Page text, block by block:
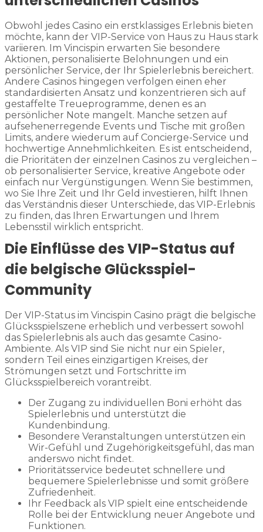
Obwohl jedes Casino ein erstklassiges Erlebnis bieten
möchte, kann der VIP-Service von Haus zu Haus stark
variieren. Im Vincispin erwarten Sie besondere
Aktionen, personalisierte Belohnungen und ein
persönlicher Service, der Ihr Spielerlebnis bereichert.
Andere Casinos hingegen verfolgen einen eher
standardisierten Ansatz und konzentrieren sich auf
gestaffelte Treueprogramme, denen es an
persönlicher Note mangelt. Manche setzen auf
aufsehenerregende Events und Tische mit großen
Limits, andere wiederum auf Concierge-Service und
hochwertige Annehmlichkeiten. Es ist entscheidend,
die Prioritäten der einzelnen Casinos zu vergleichen –
ob personalisierter Service, kreative Angebote oder
einfach nur Vergünstigungen. Wenn Sie bestimmen,
wo Sie Ihre Zeit und Ihr Geld investieren, hilft Ihnen
das Verständnis dieser Unterschiede, das VIP-Erlebnis
zu finden, das Ihren Erwartungen und Ihrem
Lebensstil wirklich entspricht.
Die Einflüsse des VIP-Status auf
die belgische Glücksspiel-
Community
Der VIP-Status im Vincispin Casino prägt die belgische
Glücksspielszene erheblich und verbessert sowohl
das Spielerlebnis als auch das gesamte Casino-
Ambiente. Als VIP sind Sie nicht nur ein Spieler,
sondern Teil eines einzigartigen Kreises, der
Strömungen setzt und Fortschritte im
Glücksspielbereich vorantreibt.
Der Zugang zu individuellen Boni erhöht das
Spielerlebnis und unterstützt die
Kundenbindung.
Besondere Veranstaltungen unterstützen ein
Wir-Gefühl und Zugehörigkeitsgefühl, das man
anderswo nicht findet.
Prioritätsservice bedeutet schnellere und
bequemere Spielerlebnisse und somit größere
Zufriedenheit.
Ihr Feedback als VIP spielt eine entscheidende
Rolle bei der Entwicklung neuer Angebote und
Funktionen.